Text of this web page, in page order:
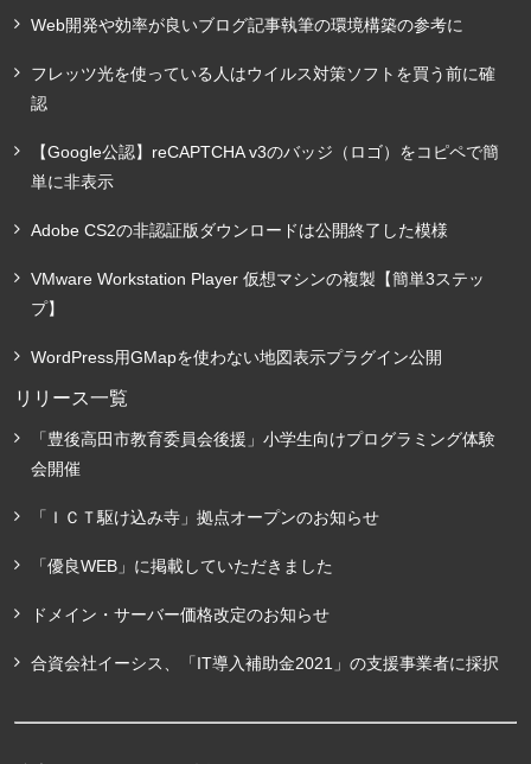
Web開発や効率が良いブログ記事執筆の環境構築の参考に
フレッツ光を使っている人はウイルス対策ソフトを買う前に確
認
【Google公認】reCAPTCHA v3のバッジ（ロゴ）をコピペで簡
単に非表示
Adobe CS2の非認証版ダウンロードは公開終了した模様
VMware Workstation Player 仮想マシンの複製【簡単3ステッ
プ】
WordPress用GMapを使わない地図表示プラグイン公開
リリース一覧
「豊後高田市教育委員会後援」小学生向けプログラミング体験
会開催
「ＩＣＴ駆け込み寺」拠点オープンのお知らせ
「優良WEB」に掲載していただきました
ドメイン・サーバー価格改定のお知らせ
合資会社イーシス、「IT導入補助金2021」の支援事業者に採択